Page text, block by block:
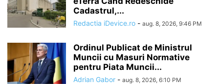
Cadastrul,...
Redactia iDevice.ro - aug. 8, 2026, 9:46 PM
Ordinul Publicat de Ministrul
Muncii cu Masuri Normative
pentru Piata Muncii...
Adrian Gabor - aug. 8, 2026, 6:10 PM